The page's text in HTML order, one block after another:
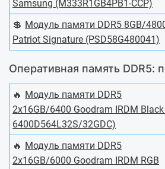
Samsung (M333R1GB4PB1-CCP)
💲 Модуль памяти DDR5 8GB/
Patriot Signature (PSD58G480041)
Оперативная память DDR5:
🔥 Модуль памяти DDR5
2x16GB/6400 Goodram IRDM Black
6400D564L32S/32GDC)
🔥 Модуль памяти DDR5
2x16GB/6000 Goodram IRDM RGB